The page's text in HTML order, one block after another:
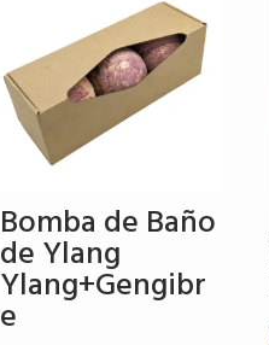
Bomba de Baño
de Ylang
Ylang+Gengibr
e